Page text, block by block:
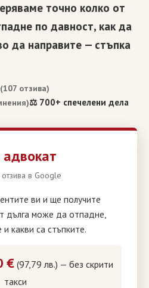
точно колко от
по давност, как да
да направите — стъпка
(107 отзива)
⚖ 700+ спечелени дела
адвокат
в Google
ви и ще получите
дълга може да отпадне,
какви са стъпките.
€ (97,79 лв.) — без скрити
такси